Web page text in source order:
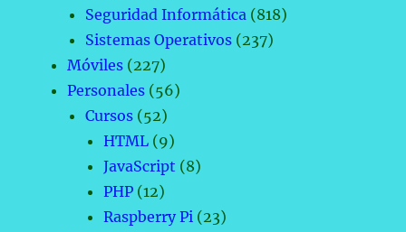
Seguridad Informática (818)
Sistemas Operativos (237)
Móviles (227)
Personales (56)
Cursos (52)
HTML (9)
JavaScript (8)
PHP (12)
Raspberry Pi (23)